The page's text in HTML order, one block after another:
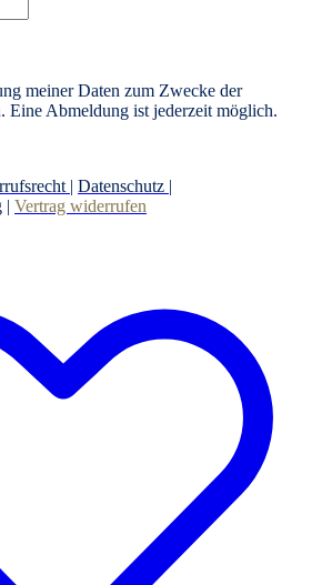
meiner Daten zum Zwecke der
Eine Abmeldung ist jederzeit möglich.
| Datenschutz |
| Vertrag widerrufen